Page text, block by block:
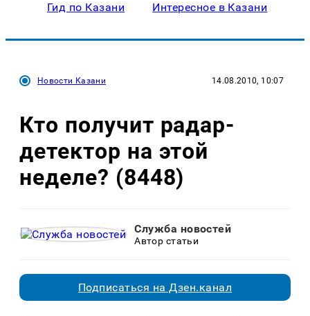
Гид по Казани Интересное в Казани
Новости Казани 14.08.2010, 10:07
Кто получит радар-
детектор на этой
неделе? (8448)
Служба новостей
Автор статьи
Подписаться на Дзен.канал